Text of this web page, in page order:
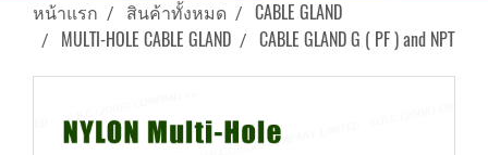
หน้าแรก สินค้าทั้งหมด
CABLE GLAND
MULTI-HOLE CABLE GLAND
CABLE GLAND G ( PF ) and NPT